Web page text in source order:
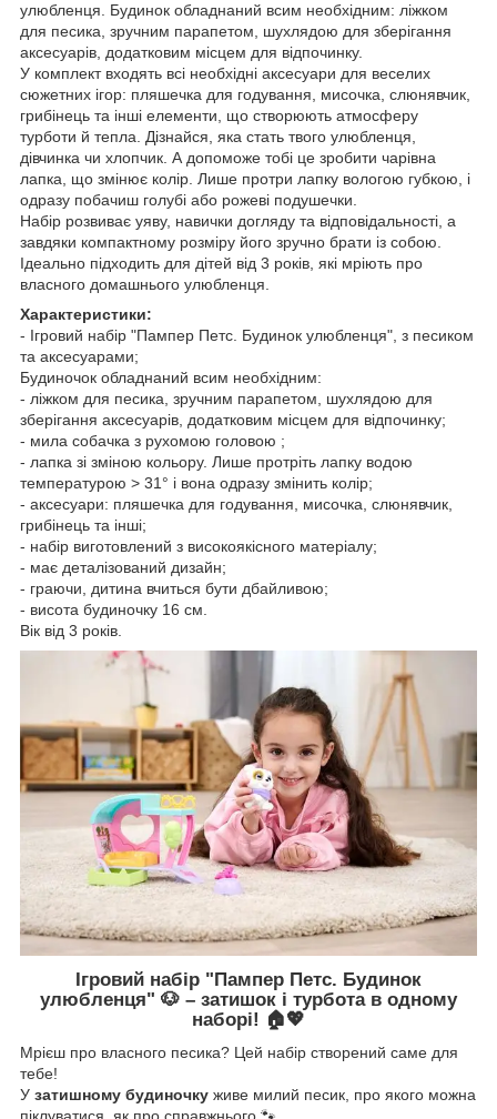
улюбленця. Будинок обладнаний всим необхідним: ліжком
для песика, зручним парапетом, шухлядою для зберігання
аксесуарів, додатковим місцем для відпочинку.
У комплект входять всі необхідні аксесуари для веселих
сюжетних ігор: пляшечка для годування, мисочка, слюнявчик,
грибінець та інші елементи, що створюють атмосферу
турботи й тепла. Дізнайся, яка стать твого улюбленця,
дівчинка чи хлопчик. А допоможе тобі це зробити чарівна
лапка, що змінює колір. Лише протри лапку вологою губкою, і
одразу побачиш голубі або рожеві подушечки.
Набір розвиває уяву, навички догляду та відповідальності, а
завдяки компактному розміру його зручно брати із собою.
Ідеально підходить для дітей від 3 років, які мріють про
власного домашнього улюбленця.
Характеристики:
- Ігровий набір "Пампер Петс. Будинок улюбленця", з песиком
та аксесуарами;
Будиночок обладнаний всим необхідним:
- ліжком для песика, зручним парапетом, шухлядою для
зберігання аксесуарів, додатковим місцем для відпочинку;
- мила собачка з рухомою головою ;
- лапка зі зміною кольору. Лише протріть лапку водою
температурою > 31° і вона одразу змінить колір;
- аксесуари: пляшечка для годування, мисочка, слюнявчик,
грибінець та інші;
- набір виготовлений з високоякісного матеріалу;
- має деталізований дизайн;
- граючи, дитина вчиться бути дбайливою;
- висота будиночку 16 см.
Вік від 3 років.
Ігровий набір "Пампер Петс. Будинок
улюбленця" 🐶 – затишок і турбота в одному
наборі! 🏠💖
Мрієш про власного песика? Цей набір створений саме для
тебе!
У затишному будиночку живе милий песик, про якого можна